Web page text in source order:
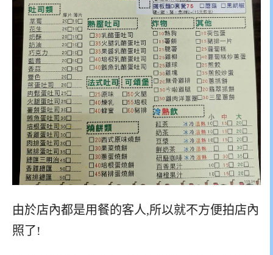
由於店內都是用餐的客人,所以就不方便拍店內
照了!